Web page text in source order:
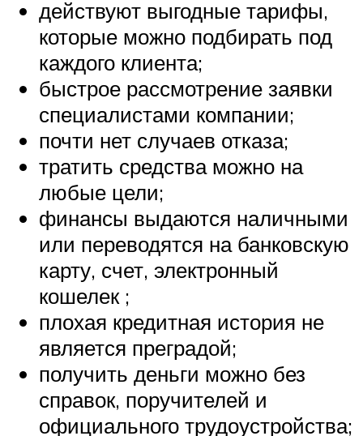
действуют выгодные тарифы,
которые можно подбирать под
каждого клиента;
быстрое рассмотрение заявки
специалистами компании;
почти нет случаев отказа;
тратить средства можно на
любые цели;
финансы выдаются наличными
или переводятся на банковскую
карту, счет, электронный
кошелек ;
плохая кредитная история не
является преградой;
получить деньги можно без
справок, поручителей и
официального трудоустройства;